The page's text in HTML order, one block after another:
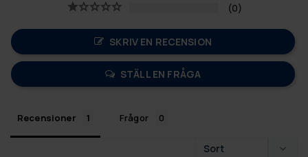
0
SKRIV EN RECENSION
STÄLL EN FRÅGA
Recensioner Frågor